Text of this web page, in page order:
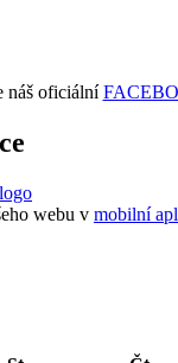
náš oficiální
webu v mobilní